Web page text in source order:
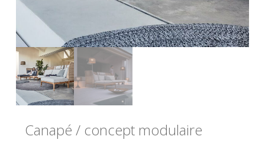
Canapé / concept modulaire